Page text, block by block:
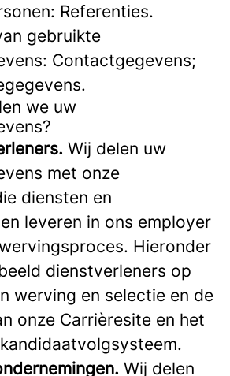
Referenties.
gebruikte
Contactgegevens;
we uw
Wij delen uw
met onze
diensten en
leveren in ons employer
Hieronder
dienstverleners op
werving en selectie en de
onze Carrièresite en het
Wij delen